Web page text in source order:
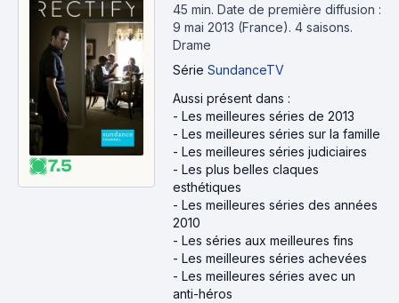
7.5
45 min. Date de première diffusion :
9 mai 2013 (France). 4 saisons.
Drame
Série SundanceTV
Aussi présent dans :
- Les meilleures séries de 2013
- Les meilleures séries sur la famille
- Les meilleures séries judiciaires
- Les plus belles claques
esthétiques
- Les meilleures séries des années
2010
- Les séries aux meilleures fins
- Les meilleures séries achevées
- Les meilleures séries avec un
anti-héros